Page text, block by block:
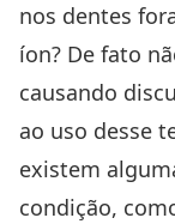
nos dentes
íon? De fato
causando
ao uso desse
existem
condição,